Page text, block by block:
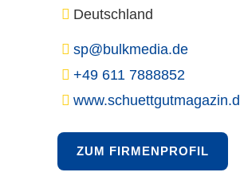
Deutschland
sp@bulkmedia.de
+49 611 7888852
ZUM FIRMENPROFIL